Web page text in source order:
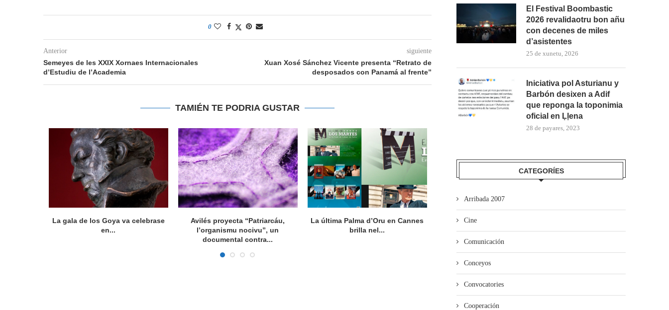
0
Anterior
Semeyes de les XXIX Xornaes Internacionales
d’Estudiu de l’Academia
siguiente
Xuan Xosé Sánchez Vicente presenta “Retrato de
desposados con Panamá al frente”
TAMIÉN TE PODRIA GUSTAR
La gala de los Goya va celebrase
en...
Avilés proyecta “Patriarcáu,
l’organismu nocivu”, un
documental contra...
La última Palma d’Oru en Cannes
brilla nel...
Empiecen les proyecciones pa
escolares de la Selmana...
“Ente les...
El Festival Boombastic
2026 revalidaotru bon añu
con decenes de miles
d’asistentes
25 de xunetu, 2026
Iniciativa pol Asturianu y
Barbón desixen a Adif
que reponga la toponimia
oficial en Ḷḷena
28 de payares, 2023
CATEGORÍES
Arribada 2007
Cine
Comunicación
Conceyos
Convocatories
Cooperación